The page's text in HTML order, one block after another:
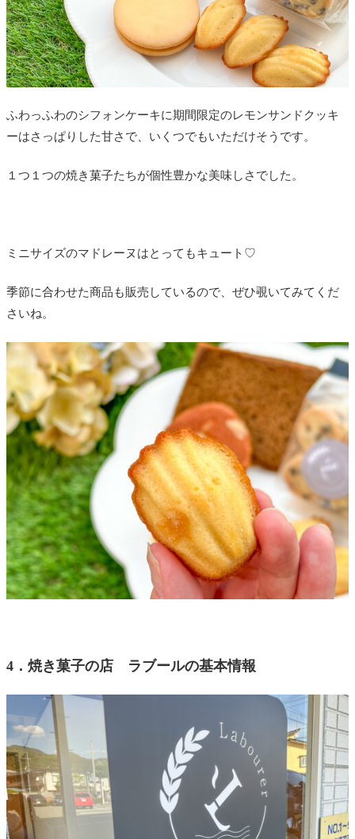
ふわっふわのシフォンケーキに期間限定のレモンサンドクッキ
ーはさっぱりした甘さで、いくつでもいただけそうです。
１つ１つの焼き菓子たちが個性豊かな美味しさでした。
ミニサイズのマドレーヌはとってもキュート♡
季節に合わせた商品も販売しているので、ぜひ覗いてみてくだ
さいね。
4．焼き菓子の店 ラブールの基本情報